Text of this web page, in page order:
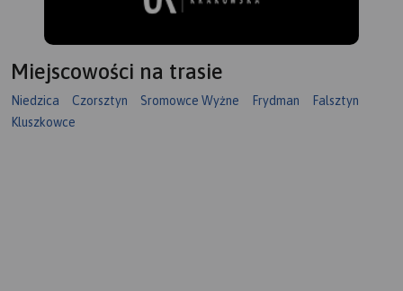
Miejscowości na trasie
Niedzica Czorsztyn Sromowce Wyżne Frydman
Falsztyn
Kluszkowce